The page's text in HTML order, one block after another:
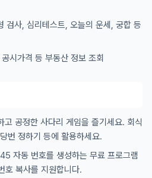
검사, 심리테스트, 오늘의 운세, 궁합 등
시가격 등 부동산 정보 조회
고 공정한 사다리 게임을 즐기세요. 회식
번 정하기 등에 활용하세요.
자동 번호를 생성하는 무료 프로그램
호 복사를 지원합니다.